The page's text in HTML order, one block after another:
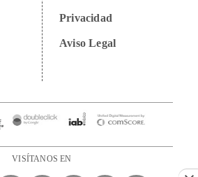
Privacidad
Aviso Legal
VISÍTANOS EN